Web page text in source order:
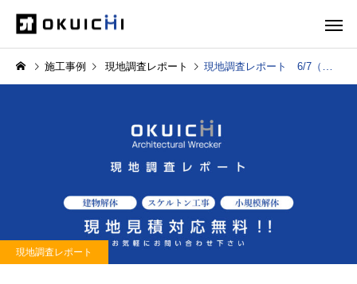
施工事例 現地調査レポート 現地調査レポート 6/7（月）
現地調査レポート